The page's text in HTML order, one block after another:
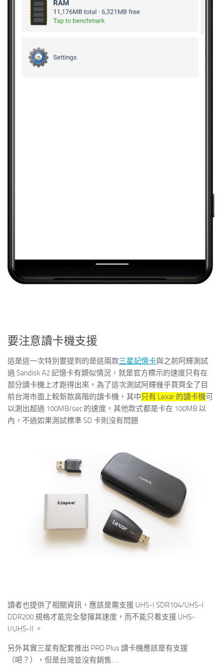
要注意讀卡機支援
這是這一次特別要提到的是這兩款三星記憶卡與之前阿輝測試
過 Sandisk A2 記憶卡有類似情況，就是官方標示的速度只有在
部分讀卡機上才跑得出來，為了這次測試阿輝幾乎買齊全了目
前台灣市面上較新款高階的讀卡機，其中只有 Lexar 的讀卡機可
以測出超過 100MB/sec 的速度，其他款式都是卡在 100MB 以
內，不過如果測試標準 SD 卡則沒有問題
讀者也提供了相關資訊，應該是需支援 UHS-I SDR104/UHS-I
DDR200 規格才能完全發揮其速度，而不能只看支援 UHS-
I/UHS-II 。
另外其實三星有配套推出 PRO Plus 讀卡機應該是有支援
（吧？），但是台灣並沒有銷售….